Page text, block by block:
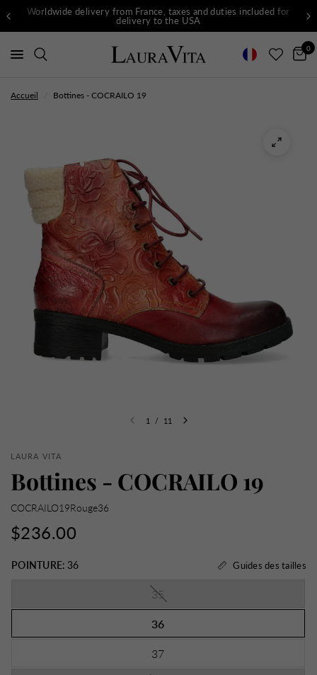
Worldwide delivery from France, taxes and duties included for
delivery to the USA
0
Accueil Bottines - COCRAILO 19
1 / 11
LAURA VITA
Bottines - COCRAILO 19
COCRAILO19Rouge36
$236.00
POINTURE: 36 Guides des tailles
35
36
37